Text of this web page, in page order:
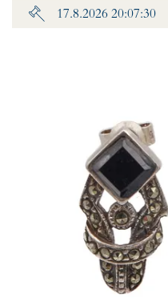
17.8.2026 20:07:30